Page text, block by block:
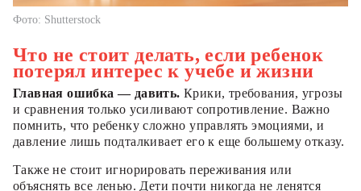
Фото: Shutterstock
Что не стоит делать, если ребенок
потерял интерес к учебе и жизни
Главная ошибка — давить. Крики, требования, угрозы
и сравнения только усиливают сопротивление. Важно
помнить, что ребенку сложно управлять эмоциями, и
давление лишь подталкивает его к еще большему отказу.
Также не стоит игнорировать переживания или
объяснять все ленью. Дети почти никогда не ленятся